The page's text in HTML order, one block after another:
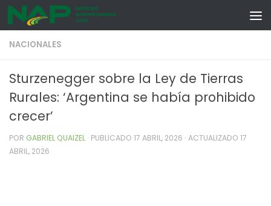
Skip to content
NACIONALES
Sturzenegger sobre la Ley de Tierras
Rurales: ‘Argentina se había prohibido
crecer’
POR GABRIEL QUAIZEL · PUBLICADO 17 ABRIL, 2026 · ACTUALIZADO 17
ABRIL, 2026